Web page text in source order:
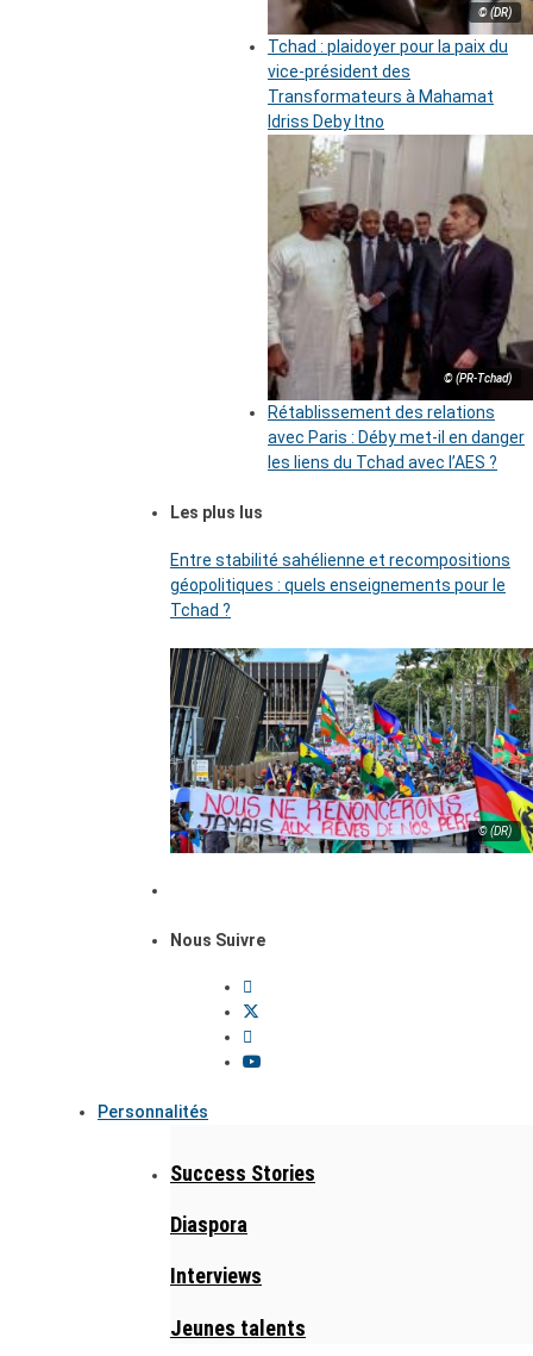
© (DR)
Tchad : plaidoyer pour la paix du
vice-président des
Transformateurs à Mahamat
Idriss Deby Itno
© (PR-Tchad)
Rétablissement des relations
avec Paris : Déby met-il en danger
les liens du Tchad avec l’AES ?
Les plus lus
Entre stabilité sahélienne et recompositions
géopolitiques : quels enseignements pour le
Tchad ?
© (DR)
Nous Suivre
Personnalités
Success Stories
Diaspora
Interviews
Jeunes talents